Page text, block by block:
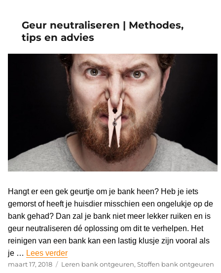
Geur neutraliseren | Methodes,
tips en advies
Hangt er een gek geurtje om je bank heen? Heb je iets
gemorst of heeft je huisdier misschien een ongelukje op de
bank gehad? Dan zal je bank niet meer lekker ruiken en is
geur neutraliseren dé oplossing om dit te verhelpen. Het
reinigen van een bank kan een lastig klusje zijn vooral als
je … Lees verder“Geur neutraliseren | Methodes, tips en
Geplaatst
maart 17, 2018 Categorieën
Leren bank ontgeuren, Stoffen bank ontgeuren